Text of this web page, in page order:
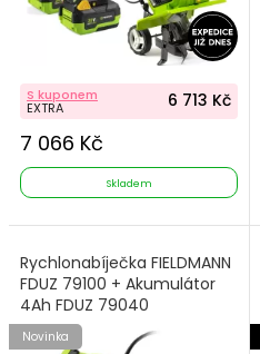
S kuponem
EXTRA 6 713 Kč
7 066 Kč
Skladem
Rychlonabíječka FIELDMANN
FDUZ 79100 + Akumulátor
4Ah FDUZ 79040
Novinka